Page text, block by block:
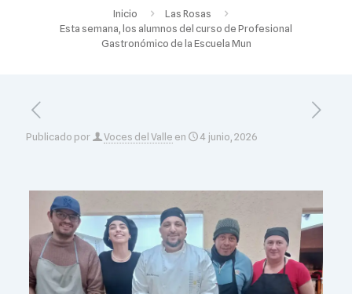
Inicio
Las Rosas
Esta semana, los alumnos del curso de Profesional
Gastronómico de la Escuela Mun
Publicado por Voces del Valle en 4 junio, 2026